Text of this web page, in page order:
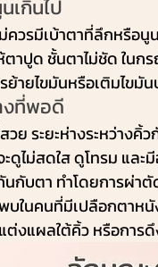
เกินไป
รมีเบ้าตาที่ลึกหรือนูน
ตาปูด ชั้นตาไม่ชัด ในก
ย้ายไขมันหรือเติมไข
งที่พอดี
ระยะห่างระหว่างคิ้ว
ดูไม่สดใส ดูโทรม และ
กับตา ทำโดยการผ่า
บในคนที่มีเปลือกตาห
งแผลใต้คิ้ว หรือการ